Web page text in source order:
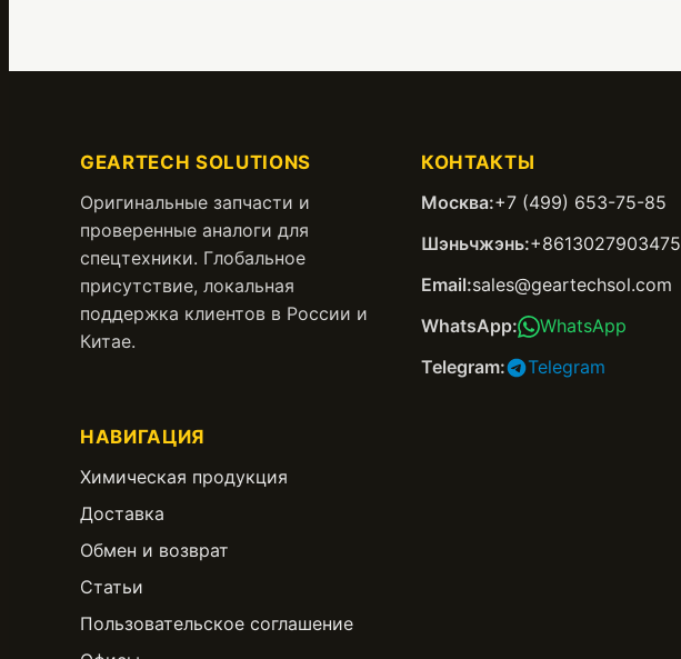
GEARTECH SOLUTIONS
Оригинальные запчасти и
проверенные аналоги для
спецтехники. Глобальное
присутствие, локальная
поддержка клиентов в России и
Китае.
КОНТАКТЫ
Москва:+7 (499) 653-75-85
Шэньчжэнь:+8613027903475
Email:sales@geartechsol.com
WhatsApp:
WhatsApp
Telegram:
Telegram
НАВИГАЦИЯ
Химическая продукция
Доставка
Обмен и возврат
Статьи
Пользовательское соглашение